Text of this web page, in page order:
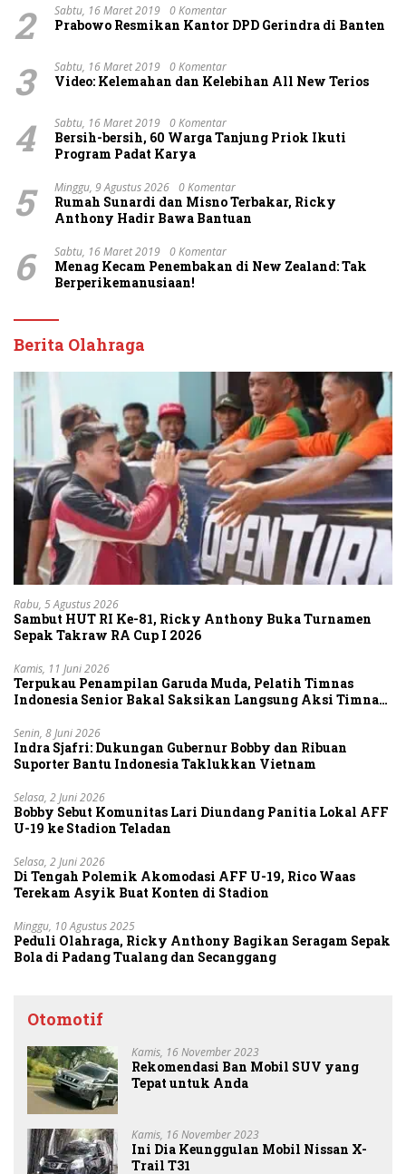
2 Sabtu, 16 Maret 2019 0 Komentar
Prabowo Resmikan Kantor DPD Gerindra di Banten
3 Sabtu, 16 Maret 2019 0 Komentar
Video: Kelemahan dan Kelebihan All New Terios
4 Sabtu, 16 Maret 2019 0 Komentar
Bersih-bersih, 60 Warga Tanjung Priok Ikuti
Program Padat Karya
5 Minggu, 9 Agustus 2026 0 Komentar
Rumah Sunardi dan Misno Terbakar, Ricky
Anthony Hadir Bawa Bantuan
6 Sabtu, 16 Maret 2019 0 Komentar
Menag Kecam Penembakan di New Zealand: Tak
Berperikemanusiaan!
Berita Olahraga
Rabu, 5 Agustus 2026
Sambut HUT RI Ke-81, Ricky Anthony Buka Turnamen
Sepak Takraw RA Cup I 2026
Kamis, 11 Juni 2026
Terpukau Penampilan Garuda Muda, Pelatih Timnas
Indonesia Senior Bakal Saksikan Langsung Aksi Timnas
Senin, 8 Juni 2026
Indra Sjafri: Dukungan Gubernur Bobby dan Ribuan
Suporter Bantu Indonesia Taklukkan Vietnam
Selasa, 2 Juni 2026
Bobby Sebut Komunitas Lari Diundang Panitia Lokal AFF
U-19 ke Stadion Teladan
Selasa, 2 Juni 2026
Di Tengah Polemik Akomodasi AFF U-19, Rico Waas
Terekam Asyik Buat Konten di Stadion
Minggu, 10 Agustus 2025
Peduli Olahraga, Ricky Anthony Bagikan Seragam Sepak
Bola di Padang Tualang dan Secanggang
Otomotif
Kamis, 16 November 2023
Rekomendasi Ban Mobil SUV yang
Tepat untuk Anda
Kamis, 16 November 2023
Ini Dia Keunggulan Mobil Nissan X-
Trail T31